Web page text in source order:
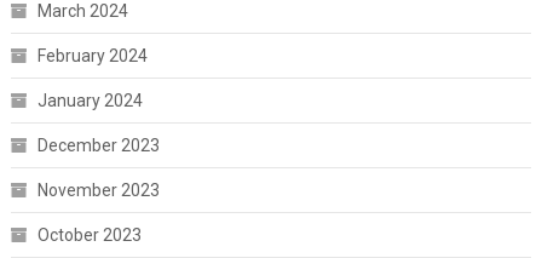
March 2024
February 2024
January 2024
December 2023
November 2023
October 2023